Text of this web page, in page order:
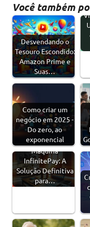
Você também
Desvendando o
Tesouro Escondido:
Amazon Prime e
Suas…
Como criar um
negócio em 2025 -
Do zero, ao
exponencial
Máquina
InfinitePay: A
Solução Definitiva
para…